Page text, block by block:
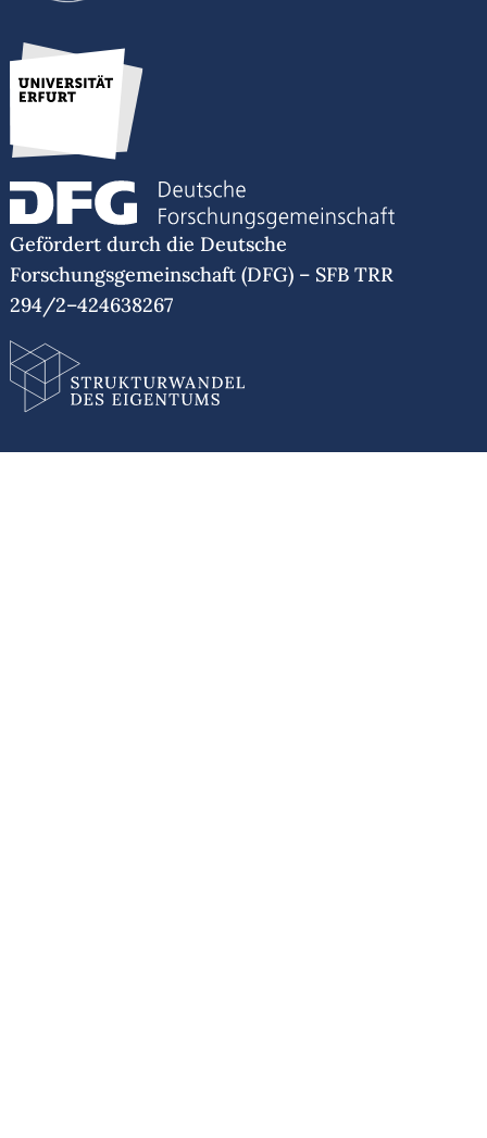
Gefördert durch die Deutsche
Forschungsgemeinschaft (DFG) – SFB TRR
294/2–424638267